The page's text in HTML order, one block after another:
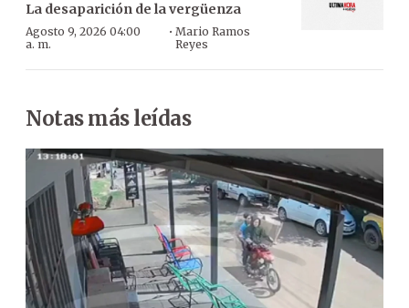
La desaparición de la vergüenza
Agosto 9, 2026 04:00
a. m.
· Mario Ramos
Reyes
Notas más leídas